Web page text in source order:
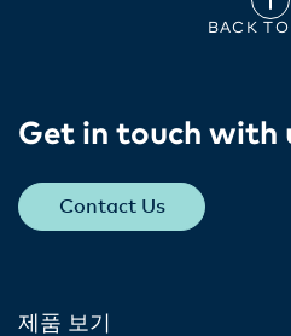
BACK
Get in touch with
Contact Us
제품 보기